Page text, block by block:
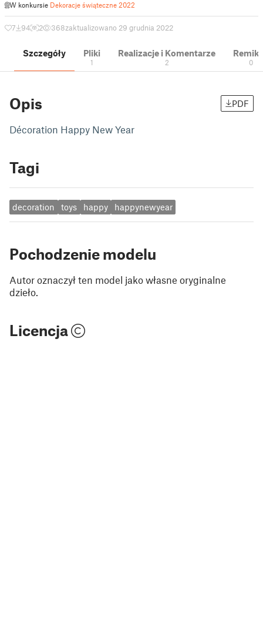
W konkursie Dekoracje świąteczne 2022
7 94 2 368zaktualizowano 29 grudnia 2022
Szczegóły Pliki
1
Realizacje i Komentarze
2 0
Opis PDF
Décoration Happy New Year
Tagi
decoration toys happy happynewyear
Pochodzenie modelu
Autor oznaczył ten model jako własne oryginalne
dzieło.
Licencja